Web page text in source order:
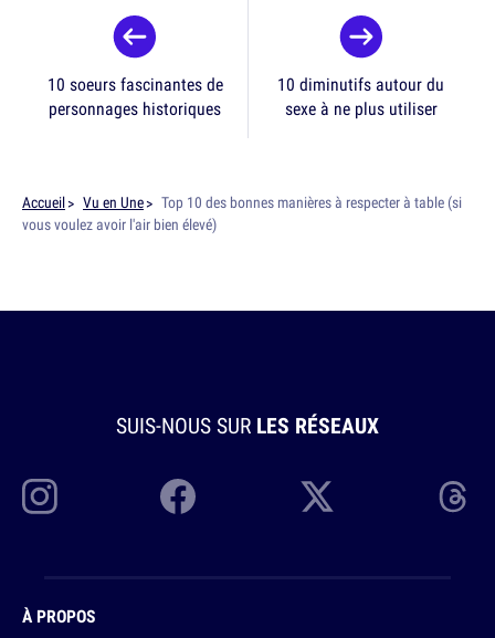
10 soeurs fascinantes de
personnages historiques
10 diminutifs autour du
sexe à ne plus utiliser
Accueil Vu en Une
Top 10 des bonnes manières à respecter à table (si
vous voulez avoir l'air bien élevé)
SUIS-NOUS SUR LES RÉSEAUX
À PROPOS